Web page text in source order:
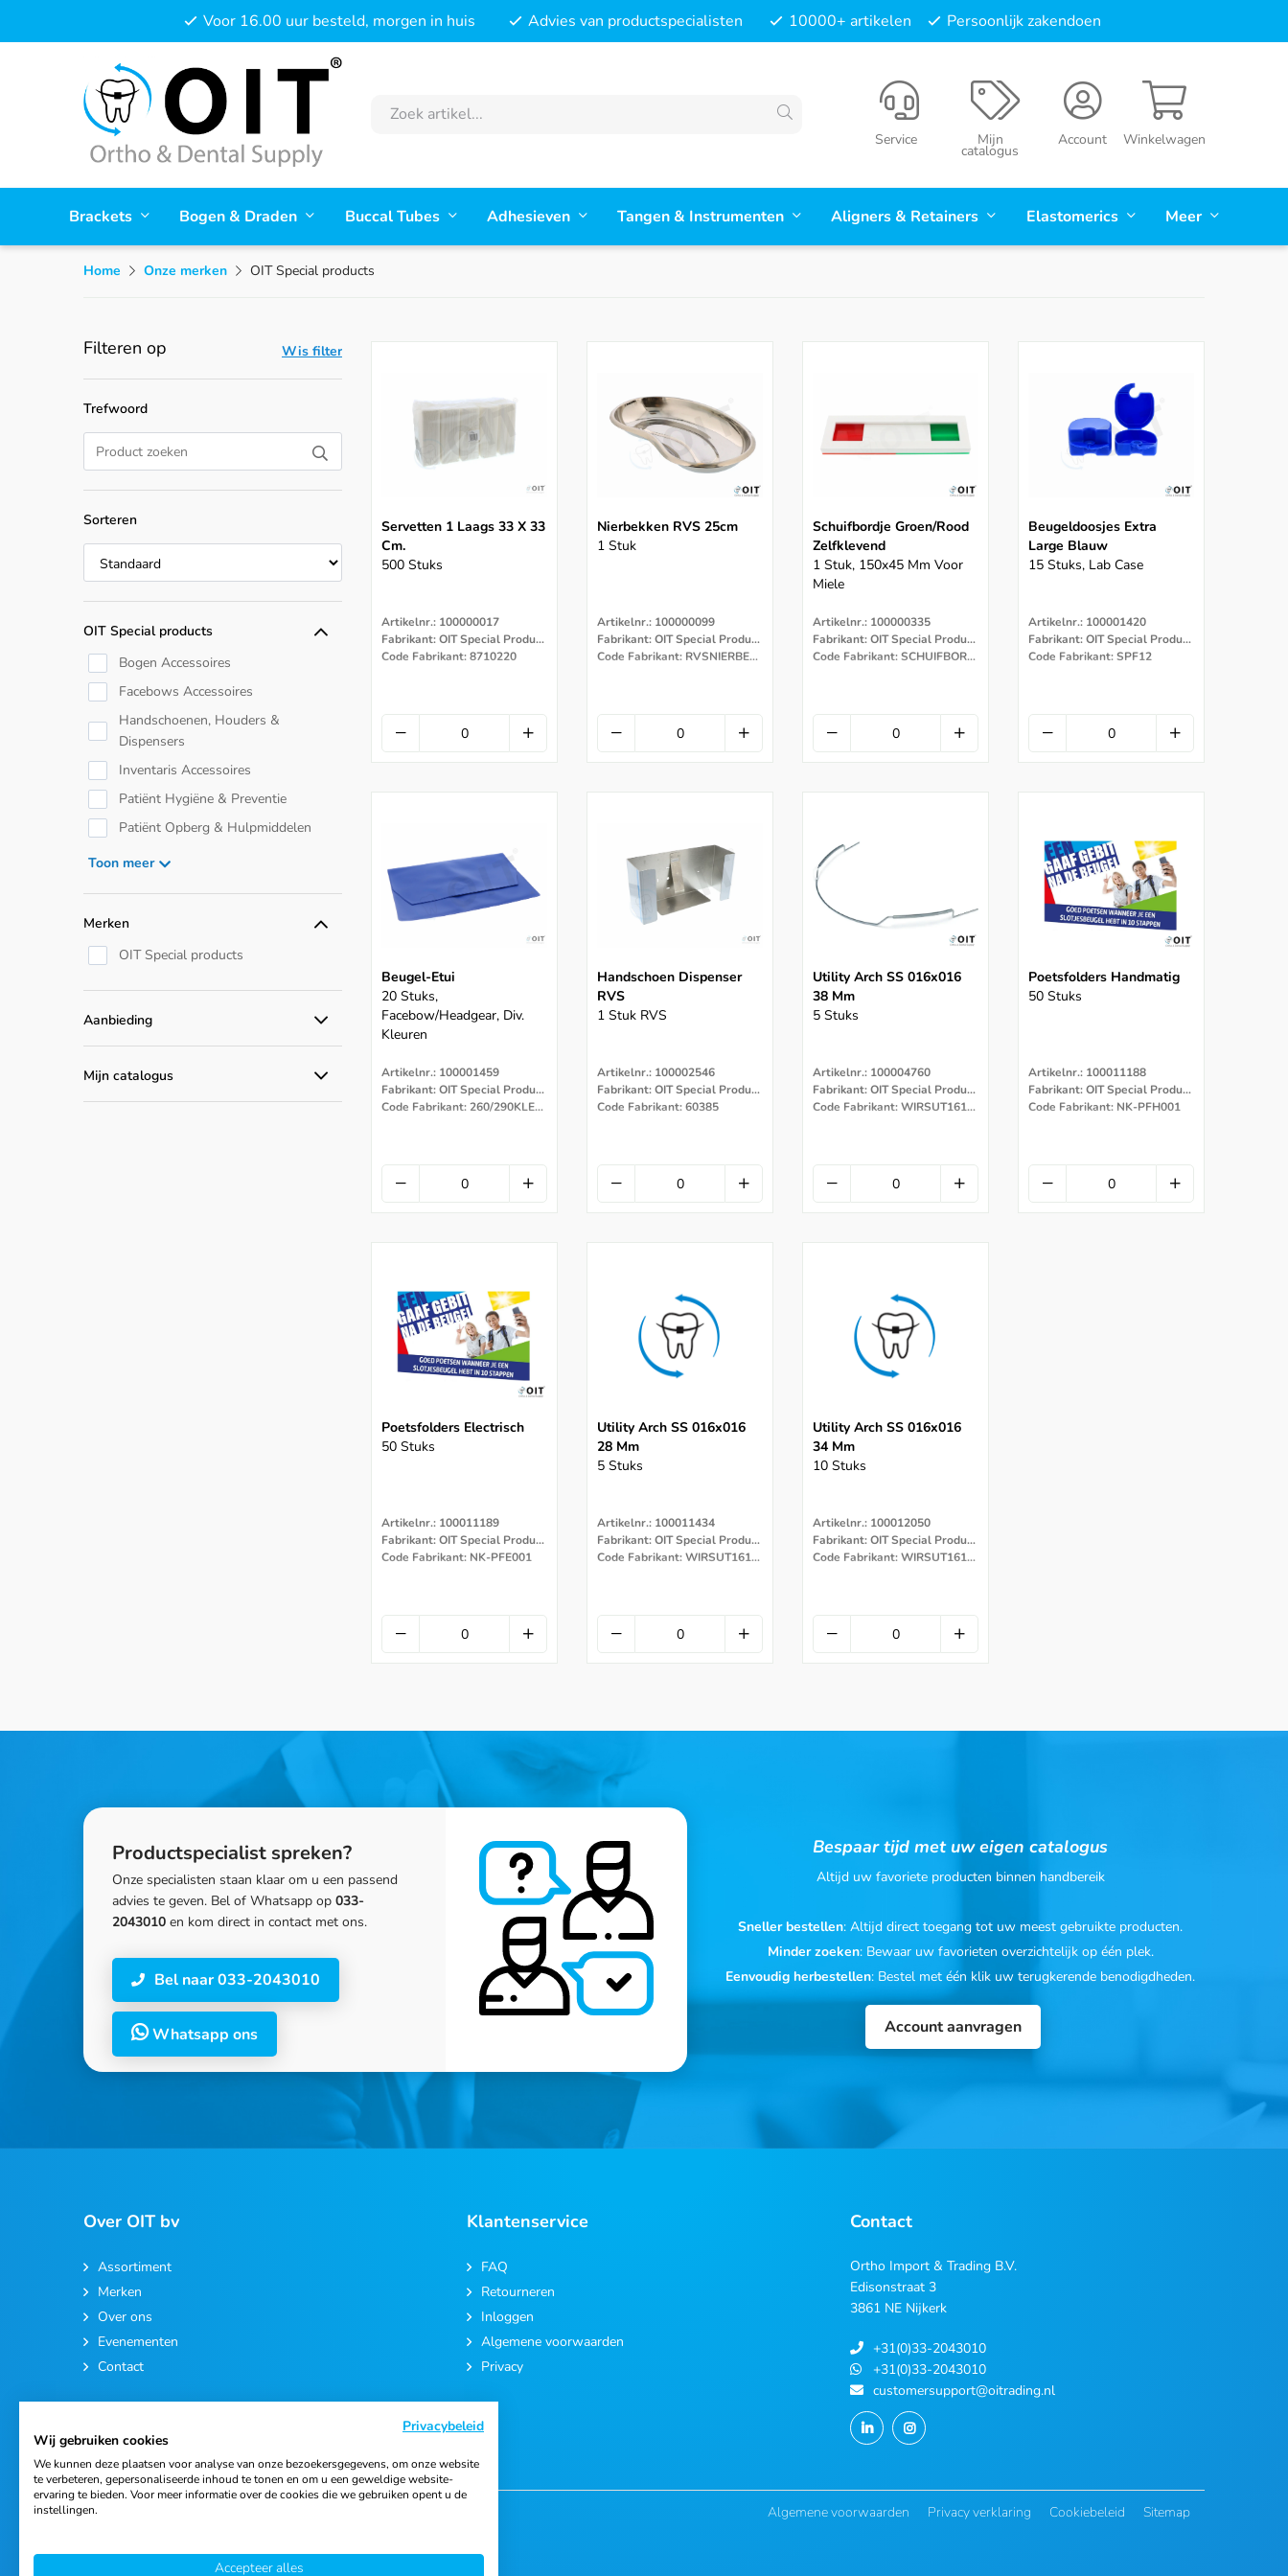
Voor 16.00 uur besteld, morgen in huis Advies van productspecialisten 10000+ artikelen Persoonlijk zakendoen
Winkelwagen
Account
Mijn
catalogus
Service
Brackets Bogen & Draden Buccal Tubes Adhesieven Tangen & Instrumenten Aligners & Retainers Elastomerics Meer
Home Onze merken OIT Special products
Filteren op Wis filter
Trefwoord
Sorteren
OIT Special products
Bogen Accessoires
Facebows Accessoires
Handschoenen, Houders &
Dispensers
Inventaris Accessoires
Patiënt Hygiëne & Preventie
Patiënt Opberg & Hulpmiddelen
Servetten
Toon meer
Merken
OIT Special products
Aanbieding
Mijn catalogus
Servetten 1 Laags 33 X 33
Cm.
500 Stuks
Artikelnr.: 100000017
Fabrikant: OIT Special Products
Code Fabrikant: 8710220
Nierbekken RVS 25cm
1 Stuk
Artikelnr.: 100000099
Fabrikant: OIT Special Products
Code Fabrikant: RVSNIERBEKKEN
Schuifbordje Groen/rood
Zelfklevend
1 Stuk, 150x45 Mm Voor
Miele
Artikelnr.: 100000335
Fabrikant: OIT Special Products
Code Fabrikant: SCHUIFBORDJE
Beugeldoosjes Extra
Large Blauw
15 Stuks, Lab Case
Artikelnr.: 100001420
Fabrikant: OIT Special Products
Code Fabrikant: SPF12
Beugel-Etui
20 Stuks,
Facebow/headgear, Div.
Kleuren
Artikelnr.: 100001459
Fabrikant: OIT Special Products
Code Fabrikant: 260/290KLEP 6V
Handschoen Dispenser
RVS
1 Stuk RVS
Artikelnr.: 100002546
Fabrikant: OIT Special Products
Code Fabrikant: 60385
Utility Arch SS 016x016
38 Mm
5 Stuks
Artikelnr.: 100004760
Fabrikant: OIT Special Products
Code Fabrikant: WIRSUT161638
Poetsfolders Handmatig
50 Stuks
Artikelnr.: 100011188
Fabrikant: OIT Special Products
Code Fabrikant: NK-PFH001
Poetsfolders Electrisch
50 Stuks
Artikelnr.: 100011189
Fabrikant: OIT Special Products
Code Fabrikant: NK-PFE001
Utility Arch SS 016x016
28 Mm
5 Stuks
Artikelnr.: 100011434
Fabrikant: OIT Special Products
Code Fabrikant: WIRSUT161628
Utility Arch SS 016x016
34 Mm
10 Stuks
Artikelnr.: 100012050
Fabrikant: OIT Special Products
Code Fabrikant: WIRSUT161634
Productspecialist spreken?
Onze specialisten staan klaar om u een passend
advies te geven. Bel of Whatsapp op 033-
2043010 en kom direct in contact met ons.
Bel naar 033-2043010
Whatsapp ons
Bespaar tijd met uw eigen catalogus
Altijd uw favoriete producten binnen handbereik
Sneller bestellen: Altijd direct toegang tot uw meest gebruikte producten.
Minder zoeken: Bewaar uw favorieten overzichtelijk op één plek.
Eenvoudig herbestellen: Bestel met één klik uw terugkerende benodigdheden.
Account aanvragen
Over OIT bv
Assortiment
Merken
Over ons
Evenementen
Contact
Klantenservice
FAQ
Retourneren
Inloggen
Algemene voorwaarden
Privacy
Contact
Ortho Import & Trading B.V.
Edisonstraat 3
3861 NE Nijkerk
+31(0)33-2043010
+31(0)33-2043010
customersupport@oitrading.nl
© 2026 Ortho Import & Trading B.V. Algemene voorwaarden Privacy verklaring Cookiebeleid Sitemap
Privacybeleid
Wij gebruiken cookies
We kunnen deze plaatsen voor analyse van onze bezoekersgegevens, om onze website
te verbeteren, gepersonaliseerde inhoud te tonen en om u een geweldige website-
ervaring te bieden. Voor meer informatie over de cookies die we gebruiken opent u de
instellingen.
Accepteer alles